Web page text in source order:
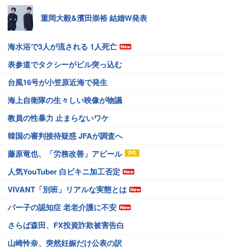
重岡大毅&濱田崇裕 結婚W発表
海水浴で3人が流される 1人死亡
表参道でタクシーがビル突っ込む
台風16号が小笠原近海で発生
海上自衛隊の生々しい映像が物議
教員の性暴力 止まらないワケ
韓国の審判接待疑惑 JFAが調査へ
藤原竜也、「労務改善」アピール
人気YouTuber 白ビキニ加工否定
VIVANT「別班」リアルな実態とは
パー子の認知症 老老介護に不安
さらば森田、FX投資詐欺被害告白
山崎怜奈、突然妊娠だけ公表の訳